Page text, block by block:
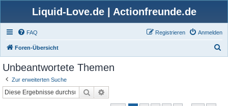
Liquid-Love.de | Actionfreunde.de
FAQ Anmelden
Registrieren
Foren-Übersicht
Unbeantwortete Themen
Zur erweiterten Suche
Suche